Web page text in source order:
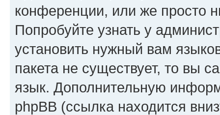
конференции, или же просто
Попробуйте узнать у
установить нужный вам
пакета не существует, то вы
язык. Дополнительную
phpBB (ссылка находится